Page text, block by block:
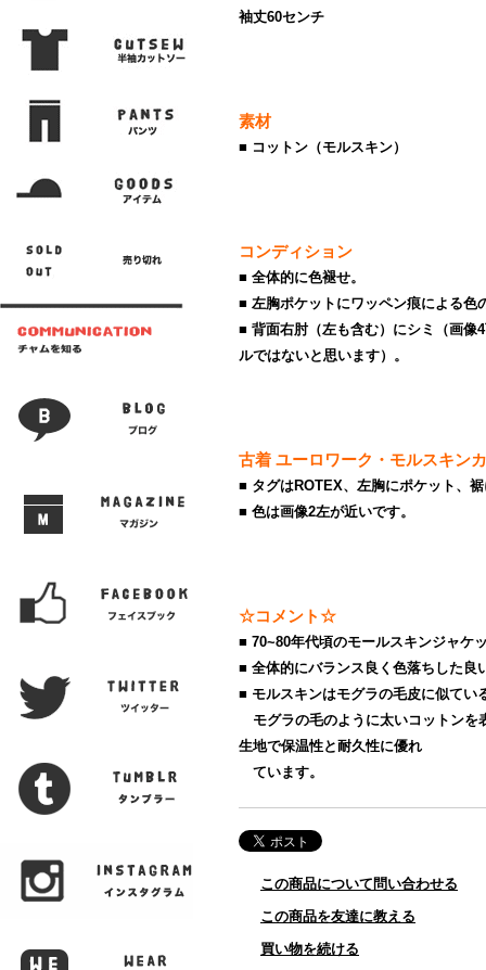
袖丈60センチ
素材
■ コットン（モルスキン）
コンディション
■ 全体的に色褪せ。
■ 左胸ポケットにワッペン痕による色
■ 背面右肘（左も含む）にシミ（画像
ルではないと思います）。
古着 ユーロワーク・モルスキン
■ タグはROTEX、左胸にポケット、
■ 色は画像2左が近いです。
☆コメント☆
■ 70~80年代頃のモールスキンジャケ
■ 全体的にバランス良く色落ちした良
■ モルスキンはモグラの毛皮に似てい
モグラの毛のように太いコットンを
生地で保温性と耐久性に優れ
ています。
この商品について問い合わせる
この商品を友達に教える
買い物を続ける